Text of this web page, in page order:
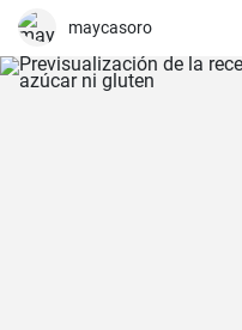
maycasoro